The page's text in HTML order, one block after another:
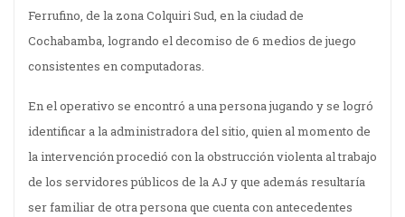
Ferrufino, de la zona Colquiri Sud, en la ciudad de
Cochabamba, logrando el decomiso de 6 medios de juego
consistentes en computadoras.
En el operativo se encontró a una persona jugando y se logró
identificar a la administradora del sitio, quien al momento de
la intervención procedió con la obstrucción violenta al trabajo
de los servidores públicos de la AJ y que además resultaría
ser familiar de otra persona que cuenta con antecedentes